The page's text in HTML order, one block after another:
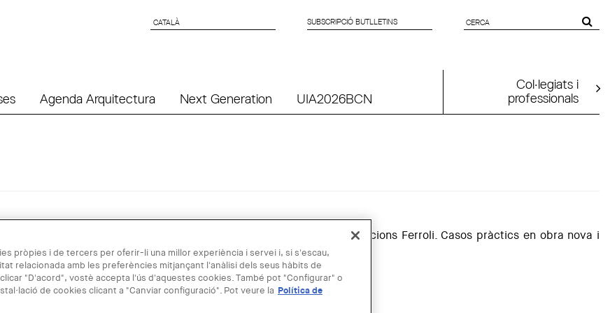
CATALÀ
CATALÀ SUBSCRIPCIÓ BUTLLETINS
DE CERCA
Agenda Arquitectura Next Generation UIA2026BCN
Col·legiats i
professionals
el passat 18 d'abril una sessió informativa sota el títol 'Solucions Ferroli. Casos pràctics en obra nova i
pròpies i de tercers per oferir-li una millor experiència i servei i, si s'escau,
relacionada amb les preferències mitjançant l'anàlisi dels seus hàbits de
"D'acord", vostè accepta l'ús d'aquestes cookies. També pot "Configurar" o
de cookies clicant a "Canviar configuració". Pot veure la Política de